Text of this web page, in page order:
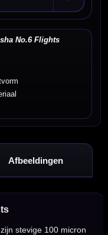
No.6 Flights
Afbeeldingen
stevige 100 micron